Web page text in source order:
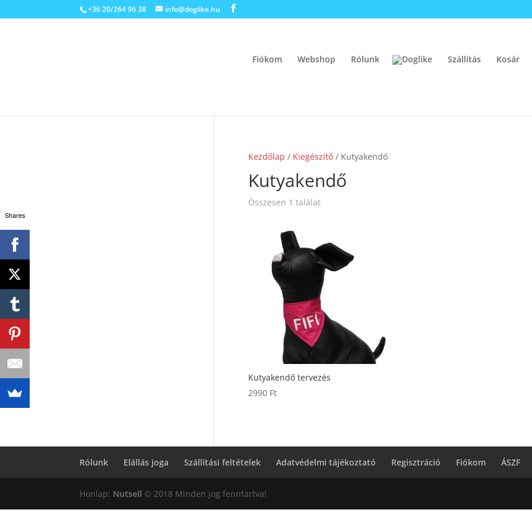
+36 20/264 96 38 info@doglike.hu
Fiókom Webshop Rólunk Szállítás Kosár
Kezdőlap / Kiegészítő/ Kutyakendő
Kutyakendő
Összesen 1 találat
Kutyakendő tervezés
2990 Ft
Rólunk Elállás joga Szállítási feltételek Adatvédelmi tájékoztató Regisztráció Fiókom ÁSZF
Honlap: Nutsell © 2018 Minden jog fenntartva!
Shares